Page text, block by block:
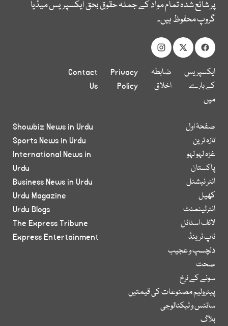
پر شائع شدہ تمام مواد کے جملہ حقوق بحق ایکسپریس میڈیا
گروپ محفوظ ہیں۔
ایکسپریس
کے بارے
میں
ضابطہ
اخلاق
Privacy
Policy
Contact
Us
صفحۂ اول
تازہ ترین
غزہ لہو لہو
پاکستان
انٹر نیشنل
کھیل
انٹرٹینمنٹ
لائف اسٹائل
ٹاپ ٹرینڈ
دلچسپ و عجیب
صحت
سونے کے نرخ
پیٹرولیم مصنوعات کی قیمتیں
سائنس و ٹیکنالوجی
بلاگ
Showbiz News in Urdu
Sports News in Urdu
International News in
Urdu
Business News in Urdu
Urdu Magazine
Urdu Blogs
The Express Tribune
Express Entertainment